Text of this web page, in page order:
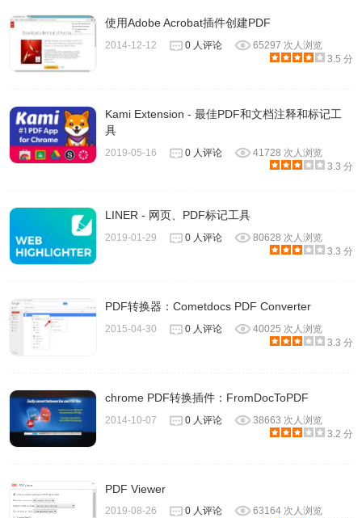
使用Adobe Acrobat插件创建PDF
2014-12-12 0 人评论
65297 次人浏览
3.5 分
Kami Extension - 最佳PDF和文档注释和标记工
具
2019-05-16 0 人评论
41728 次人浏览
3.3 分
LINER - 网页、PDF标记工具
2019-01-29 0 人评论
80628 次人浏览
3.3 分
PDF转换器：Cometdocs PDF Converter
2015-04-30 0 人评论
40025 次人浏览
3.3 分
chrome PDF转换插件：FromDocToPDF
2014-10-07 0 人评论
38663 次人浏览
3.2 分
PDF Viewer
2019-08-26 0 人评论
63164 次人浏览